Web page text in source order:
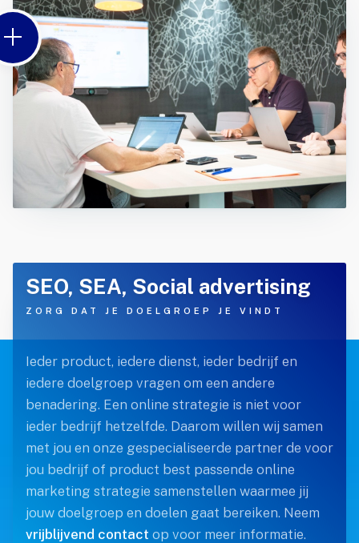
SEO, SEA, Social advertising
ZORG DAT JE DOELGROEP JE VINDT
Ieder product, iedere dienst, ieder bedrijf en
iedere doelgroep vragen om een andere
benadering. Een online strategie is niet voor
ieder bedrijf hetzelfde. Daarom willen wij samen
met jou en onze gespecialiseerde partner de voor
jou bedrijf of product best passende online
marketing strategie samenstellen waarmee jij
jouw doelgroep en doelen gaat bereiken. Neem
vrijblijvend contact op voor meer informatie.